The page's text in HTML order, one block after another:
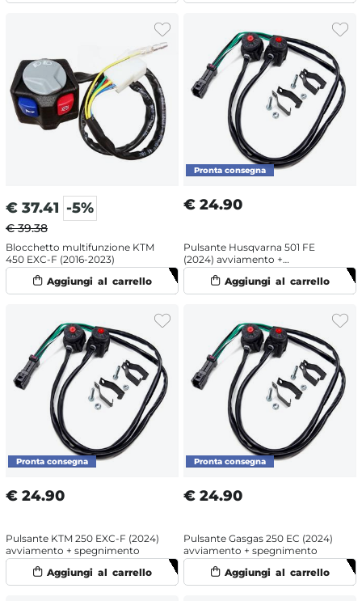
€ 37.41 -5%
€ 39.38
Blocchetto multifunzione KTM
450 EXC-F (2016-2023)
€ 24.90
Pulsante Husqvarna 501 FE
(2024) avviamento +
spegnimento
€ 24.90
Pulsante KTM 250 EXC-F (2024)
avviamento + spegnimento
€ 24.90
Pulsante Gasgas 250 EC (2024)
avviamento + spegnimento